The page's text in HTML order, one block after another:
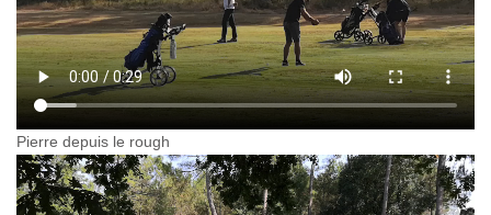
Pierre depuis le rough